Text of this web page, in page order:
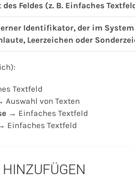
des Feldes (z. B. Einfaches
Identifikator, der im
Leerzeichen oder
Textfeld
Auswahl von Texten
→ Einfaches Textfeld
Einfaches Textfeld